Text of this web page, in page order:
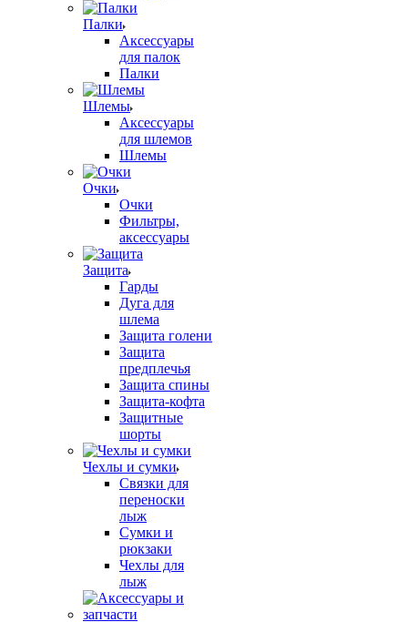
Палки
Аксессуары
для палок
Палки
Шлемы
Аксессуары
для шлемов
Шлемы
Очки
Очки
Фильтры,
аксессуары
Защита
Гарды
Дуга для
шлема
Защита голени
Защита
предплечья
Защита спины
Защита-кофта
Защитные
шорты
Чехлы и сумки
Связки для
переноски
лыж
Сумки и
рюкзаки
Чехлы для
лыж